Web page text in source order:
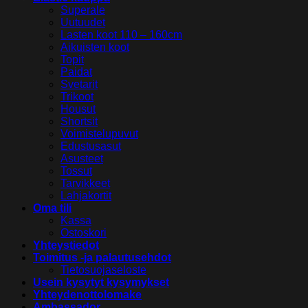
Superale
Uutuudet
Lasten koot 110 – 160cm
Aikuisten koot
Topit
Paidat
Svetarit
Trikoot
Housut
Shortsit
Voimistelupuvut
Edustusasut
Asusteet
Tossut
Tarvikkeet
Lahjakortit
Oma tili
Kassa
Ostoskori
Yhteystiedot
Toimitus -ja palautusehdot
Tietosuojaseloste
Usein kysytyt kysymykset
Yhteydenottolomake